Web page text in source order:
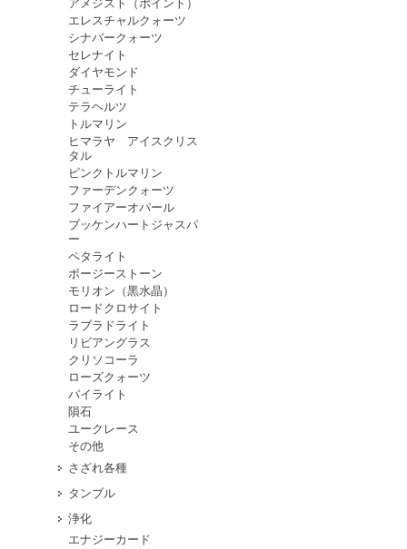
アメジスト（ポイント）
エレスチャルクォーツ
シナバークォーツ
セレナイト
ダイヤモンド
チューライト
テラヘルツ
トルマリン
ヒマラヤ アイスクリス
タル
ピンクトルマリン
ファーデンクォーツ
ファイアーオパール
ブッケンハートジャスパ
ー
ペタライト
ボージーストーン
モリオン（黒水晶）
ロードクロサイト
ラブラドライト
リビアングラス
クリソコーラ
ローズクォーツ
パイライト
隕石
ユークレース
その他
さざれ各種
タンブル
浄化
エナジーカード